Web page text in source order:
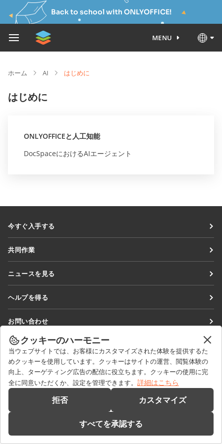
Back to school with ONLYOFFICE!
MENU
ホーム AI はじめに
はじめに
ONLYOFFICEと人工知能
DocSpaceにおけるAIエージェント
今すぐ入手する
Workspace
コネクター
デスクトップアプリ
モバイルアプリ
共同作業
インフルエンサー向け
求人情報
ニュースを見る
ヘルプを得る
ウェビナー
ホワイトペーパー
サポートお問い合わせフォーム
デモを依頼する
お問い合わせ
セールスに関する質問 sales@onlyoffice.com
パートナーシップに関するお問い合わせ partners@onlyoffice.com
メディアに関するお問い合わせpress@onlyoffice.com
折り返し電話のリクエスト
onlyoffice.com
© Ascensio System SIA 2026. All rights reserved
クッキーのハーモニー
当ウェブサイトでは、お客様にカスタマイズされた体験を提供するた
めクッキーを使用しています。クッキーはサイトの運営、閲覧体験の
向上、ターゲティング広告の配信に役立ちます。クッキーの使用に完
全に同意いただくか、設定を管理できます。 詳細はこちら
拒否 カスタマイズ
すべてを承認する